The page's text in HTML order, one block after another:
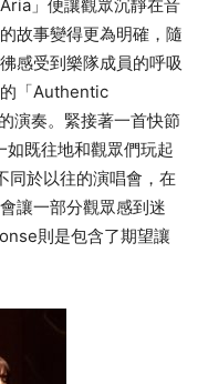
」便讓觀眾沉靜在音
故事變得更為明確，隨
感受到樂隊成員的呼吸
「Authentic
演奏。緊接著一首快節
既往地和觀眾們玩起
同於以往的演唱會，在
讓一部分觀眾感到迷
則是包含了期望讓